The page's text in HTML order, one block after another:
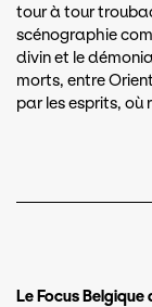
tour à tour
scénographie
divin et le
morts, entre
par les esprits, où
Le Focus